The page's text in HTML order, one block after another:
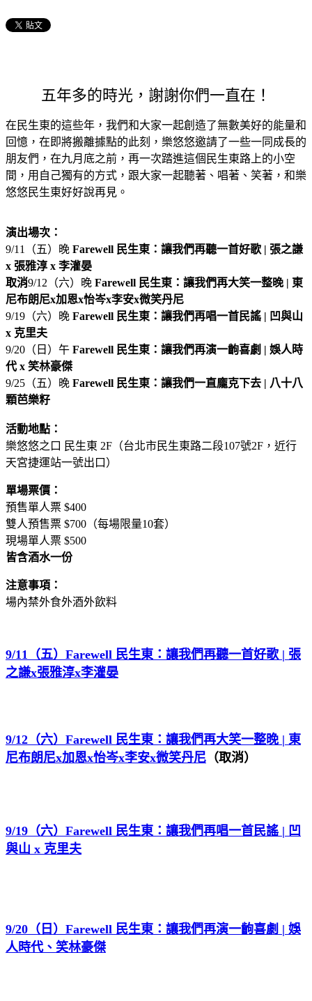
五年多的時光，謝謝你們一直在！
在民生東的這些年，我們和大家一起創造了無數美好的能量和
回憶，在即將搬離據點的此刻，樂悠悠邀請了一些一同成長的
朋友們，在九月底之前，再一次踏進這個民生東路上的小空
間，用自己獨有的方式，跟大家一起聽著、唱著、笑著，和樂
悠悠民生東好好說再見。
演出場次：
9/11（五）晚 Farewell 民生東：讓我們再聽一首好歌 | 張之謙
x 張雅淳 x 李灌晏
取消9/12（六）晚 Farewell 民生東：讓我們再大笑一整晚 | 東
尼布朗尼x加恩x怡岑x李安x微笑丹尼
9/19（六）晚 Farewell 民生東：讓我們再唱一首民謠 | 凹與山
x 克里夫
9/20（日）午 Farewell 民生東：讓我們再演一齣喜劇 | 娛人時
代 x 笑林豪傑
9/25（五）晚 Farewell 民生東：讓我們一直龐克下去 | 八十八
顆芭樂籽
活動地點：
樂悠悠之口 民生東 2F（台北市民生東路二段107號2F，近行
天宮捷運站一號出口）
單場票價：
預售單人票 $400
雙人預售票 $700（每場限量10套）
現場單人票 $500
皆含酒水一份
注意事項：
場內禁外食外酒外飲料
9/11（五）Farewell 民生東：讓我們再聽一首好歌 | 張
之謙x張雅淳x李灌晏
9/12（六）Farewell 民生東：讓我們再大笑一整晚 | 東
尼布朗尼x加恩x怡岑x李安x微笑丹尼 （取消）
9/19（六）Farewell 民生東：讓我們再唱一首民謠 | 凹
與山 x 克里夫
9/20（日）Farewell 民生東：讓我們再演一齣喜劇 | 娛
人時代、笑林豪傑